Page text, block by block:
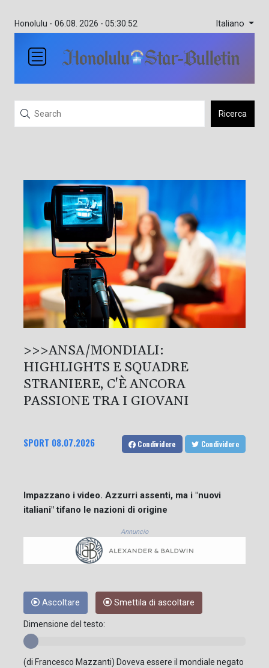
Honolulu - 06.08. 2026 - 05:30:52 Italiano
Ricerca
>>>ANSA/MONDIALI:
HIGHLIGHTS E SQUADRE
STRANIERE, C'È ANCORA
PASSIONE TRA I GIOVANI
SPORT 08.07.2026 Condividere Condividere
Impazzano i video. Azzurri assenti, ma i "nuovi
italiani" tifano le nazioni di origine
Annuncio
Ascoltare Smettila di ascoltare
Dimensione del testo:
(di Francesco Mazzanti) Doveva essere il mondiale negato